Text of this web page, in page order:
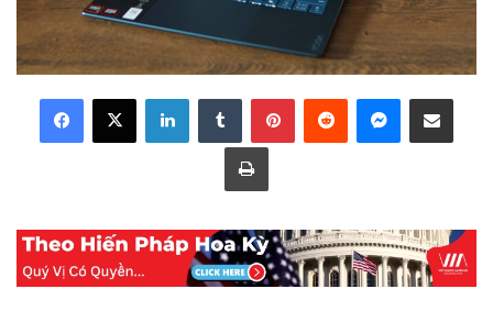
LinkedInTumblr PinterestReddit Messenger
Share via Email
Print